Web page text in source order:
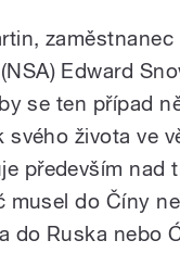
Edward
se ten případ
svého života ve
především nad
musel do Číny
do Ruska nebo